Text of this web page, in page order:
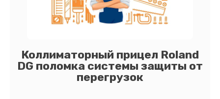
Коллиматорный прицел Roland
DG поломка системы защиты от
перегрузок